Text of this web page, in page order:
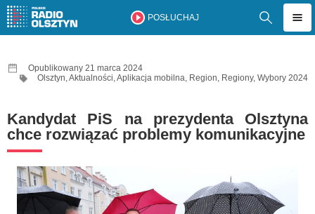
POSŁUCHAJ
Opublikowany 21 marca 2024
Olsztyn,Aktualności,Aplikacja mobilna, Region, Regiony, Wybory 2024
Kandydat PiS na prezydenta Olsztyna
chce rozwiązać problemy komunikacyjne